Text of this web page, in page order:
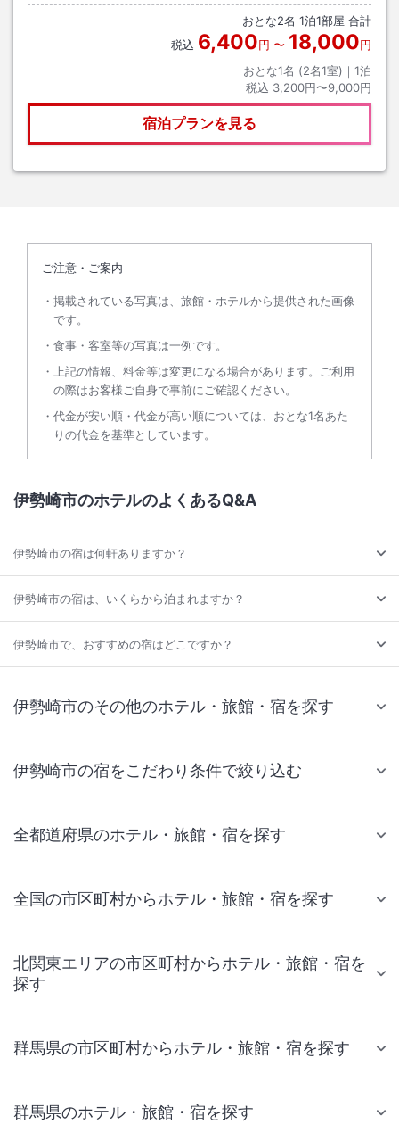
安心です。
おとな2名 1泊1部屋 合計
税込 6,400円 〜 18,000円
おとな1名 (2名1室)｜ 1泊
税込 3,200円〜9,000円
宿泊プランを見る
ご注意・ご案内
掲載されている写真は、旅館・ホテルから提供された画像
です。
食事・客室等の写真は一例です。
上記の情報、料金等は変更になる場合があります。ご利用
の際はお客様ご自身で事前にご確認ください。
代金が安い順・代金が高い順については、おとな1名あた
りの代金を基準としています。
伊勢崎市のホテルのよくあるQ&A
伊勢崎市の宿は何軒ありますか？
伊勢崎市の宿は、いくらから泊まれますか？
伊勢崎市で、おすすめの宿はどこですか？
伊勢崎市のその他のホテル・旅館・宿を探す
伊勢崎市の宿をこだわり条件で絞り込む
全都道府県のホテル・旅館・宿を探す
全国の市区町村からホテル・旅館・宿を探す
北関東エリアの市区町村からホテル・旅館・宿を
探す
群馬県の市区町村からホテル・旅館・宿を探す
群馬県のホテル・旅館・宿を探す